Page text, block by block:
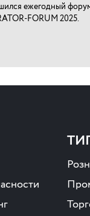
ежегодный
FORUM 2025.